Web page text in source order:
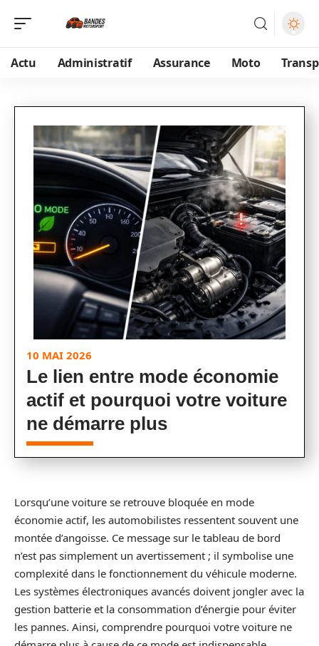
Actu Administratif Assurance Moto
10 MAI 2026
Le lien entre mode économie
actif et pourquoi votre voiture
ne démarre plus
Lorsqu’une voiture se retrouve bloquée en mode
économie actif, les automobilistes ressentent souvent une
montée d’angoisse. Ce message sur le tableau de bord
n’est pas simplement un avertissement ; il symbolise une
complexité dans le fonctionnement du véhicule moderne.
Les systèmes électroniques avancés doivent jongler avec la
gestion batterie et la consommation d’énergie pour éviter
les pannes. Ainsi, comprendre pourquoi votre voiture ne